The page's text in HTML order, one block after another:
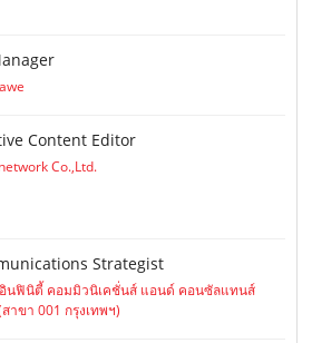
Content Editor
Co.,Ltd.
Strategist
นฟินิตี้ คอมมิวนิเคชั่นส์ แอนด์ คอนซัลแทนส์
าขา 001 กรุงเทพฯ)